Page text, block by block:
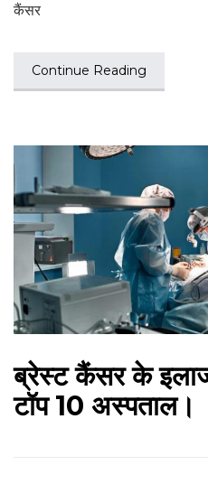
कैंसर
Continue Reading
ब्रेस्ट कैंसर के
टॉप 10 अस्पताल।